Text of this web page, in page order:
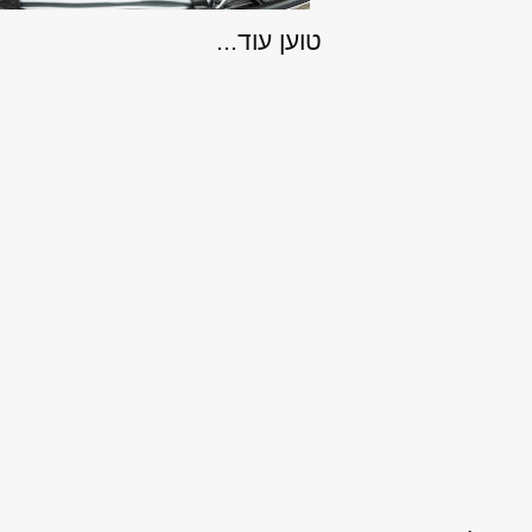
טוען עוד...